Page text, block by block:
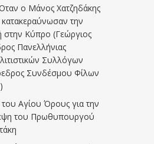
ο Μάνος Χατζηδάκης
την
στην Κύπρο (Γεώργιος
Πανελλήνιας
Συλλόγων
Συνδέσμου Φίλων
του Αγίου Όρους για την
του Πρωθυπουργού